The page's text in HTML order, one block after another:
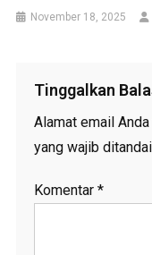
November 18, 2025
Tinggalkan
Alamat email
yang wajib ditandai
Komentar *